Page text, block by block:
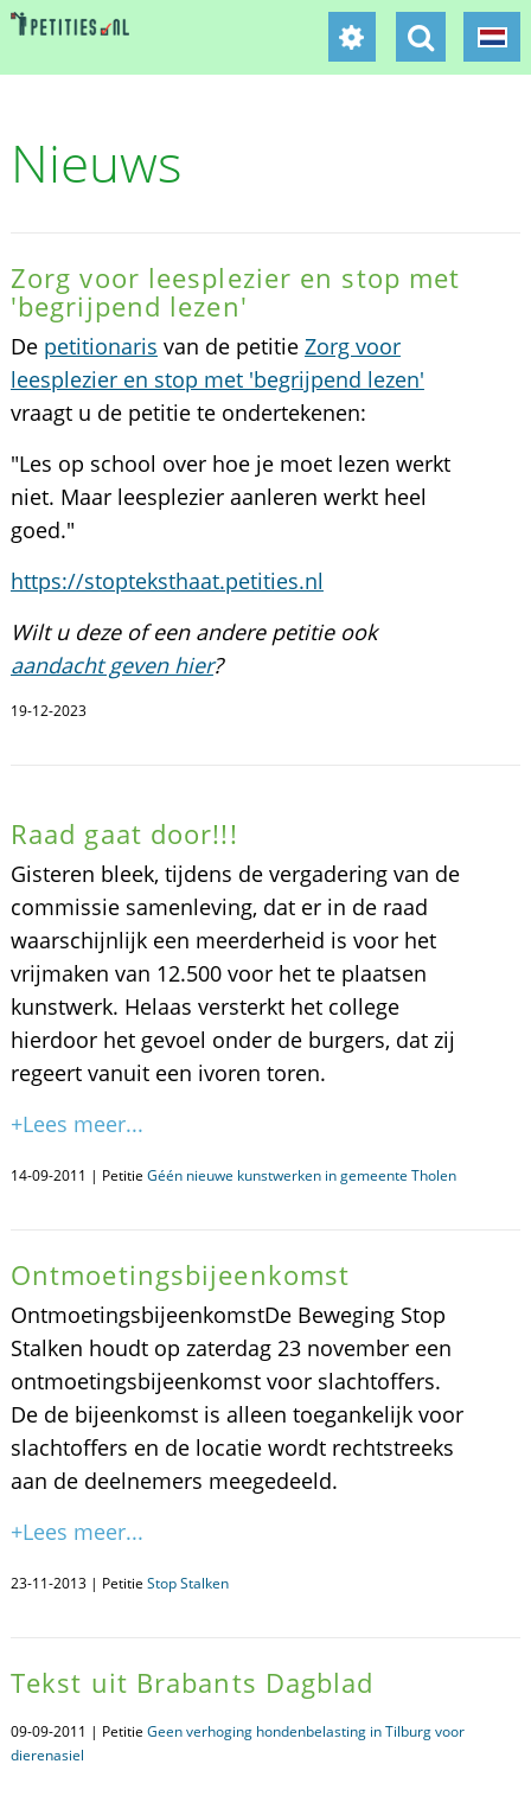
Nieuws
Zorg voor leesplezier en stop met
'begrijpend lezen'
De petitionaris van de petitie Zorg voor
leesplezier en stop met 'begrijpend lezen'
vraagt u de petitie te ondertekenen:
"Les op school over hoe je moet lezen werkt
niet. Maar leesplezier aanleren werkt heel
goed."
https://stopteksthaat.petities.nl
Wilt u deze of een andere petitie ook
aandacht geven hier?
19-12-2023
Raad gaat door!!!
Gisteren bleek, tijdens de vergadering van de
commissie samenleving, dat er in de raad
waarschijnlijk een meerderheid is voor het
vrijmaken van 12.500 voor het te plaatsen
kunstwerk. Helaas versterkt het college
hierdoor het gevoel onder de burgers, dat zij
regeert vanuit een ivoren toren.
+Lees meer...
14-09-2011 | Petitie Géén nieuwe kunstwerken in gemeente Tholen
Ontmoetingsbijeenkomst
OntmoetingsbijeenkomstDe Beweging Stop
Stalken houdt op zaterdag 23 november een
ontmoetingsbijeenkomst voor slachtoffers.
De de bijeenkomst is alleen toegankelijk voor
slachtoffers en de locatie wordt rechtstreeks
aan de deelnemers meegedeeld.
+Lees meer...
23-11-2013 | Petitie Stop Stalken
Tekst uit Brabants Dagblad
09-09-2011 | Petitie Geen verhoging hondenbelasting in Tilburg voor
dierenasiel